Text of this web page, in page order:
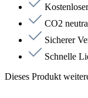
CO2
Sicherer
Schnelle
Dieses Produkt